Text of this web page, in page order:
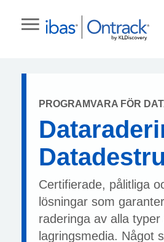
PROGRAMVARA FÖR
Certifierade, pålitliga
lösningar som
raderinga av alla typer
lagringsmedia. Något